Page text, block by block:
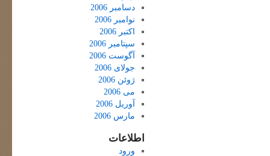
دسامبر 2006
نوامبر 2006
اکتبر 2006
سپتامبر 2006
آگوست 2006
جولای 2006
ژوئن 2006
می 2006
آوریل 2006
مارس 2006
اطلاعات
ورود